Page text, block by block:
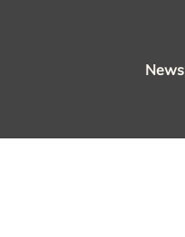
News